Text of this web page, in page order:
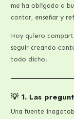
me ha obligado a
contar, enseñar y
Hoy quiero
seguir creando
todo dicho.
💡 1. Las
Una fuente